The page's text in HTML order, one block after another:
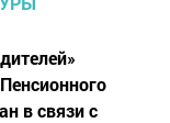
в связи с